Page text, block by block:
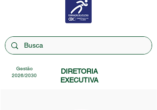
Gestão
2026/2030
DIRETORIA
EXECUTIVA